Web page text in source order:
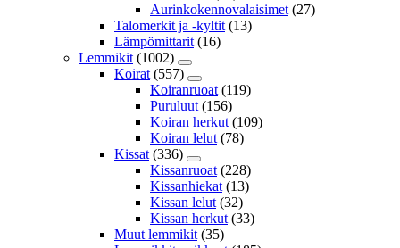
Aurinkokennovalaisimet (27)
Talomerkit ja -kyltit (13)
Lämpömittarit (16)
Lemmikit (1002)
Koirat (557)
Koiranruoat (119)
Puruluut (156)
Koiran herkut (109)
Koiran lelut (78)
Kissat (336)
Kissanruoat (228)
Kissanhiekat (13)
Kissan lelut (32)
Kissan herkut (33)
Muut lemmikit (35)